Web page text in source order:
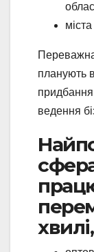
Переважна
планують
ведення